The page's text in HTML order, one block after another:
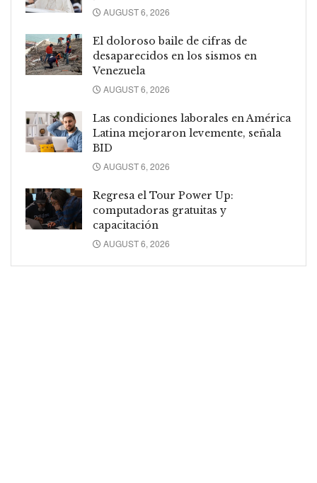
AUGUST 6, 2026
El doloroso baile de cifras de
desaparecidos en los sismos en
Venezuela
AUGUST 6, 2026
Las condiciones laborales en América
Latina mejoraron levemente, señala
BID
AUGUST 6, 2026
Regresa el Tour Power Up:
computadoras gratuitas y
capacitación
AUGUST 6, 2026